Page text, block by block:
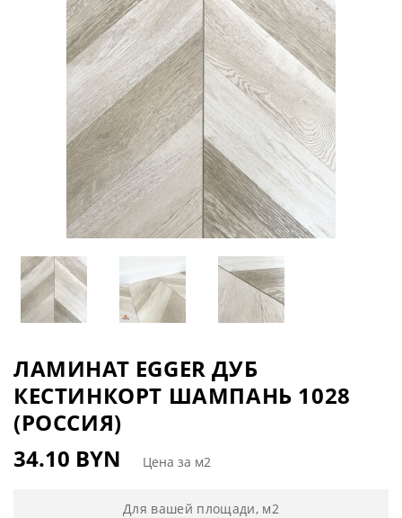
ЛАМИНАТ EGGER ДУБ
КЕСТИНКОРТ ШАМПАНЬ 1028
(РОССИЯ)
34.10 BYN
Цена за м2
Для вашей площади, м2